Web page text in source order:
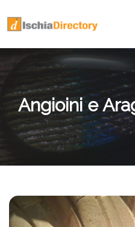
Angioini e